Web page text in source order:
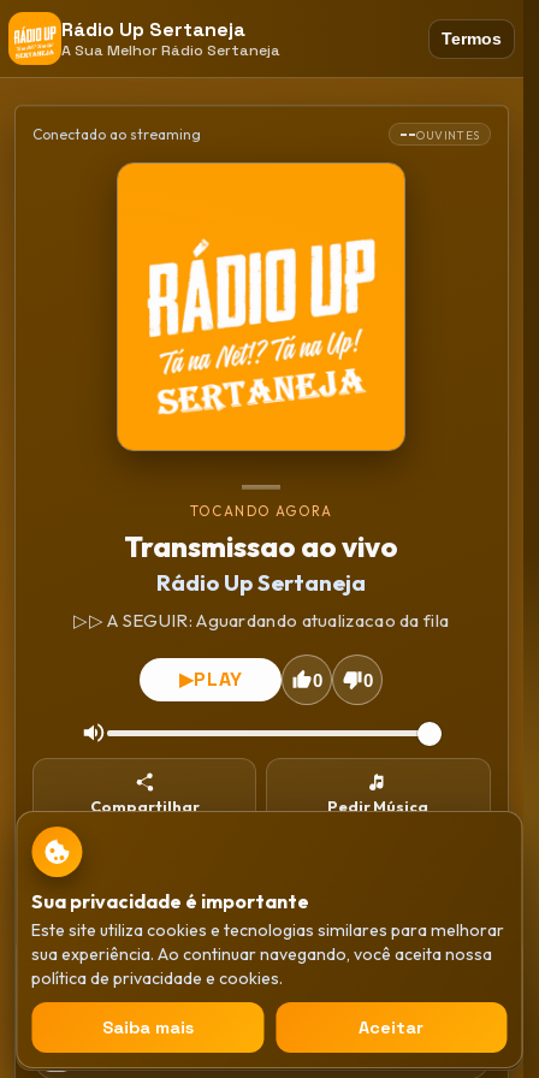
Rádio Up Sertaneja
A Sua Melhor Rádio Sertaneja
Termos
Conectado ao streaming --OUVINTES
TOCANDO AGORA
Transmissao ao vivo
Rádio Up Sertaneja
▷▷ A SEGUIR: Aguardando atualizacao da fila
▶PLAY 0 0
Compartilhar Pedir Música
Gêneros
Sertaneja
Anos 80
Sua privacidade é importante
Este site utiliza cookies e tecnologias similares para melhorar
sua experiência. Ao continuar navegando, você aceita nossa
política de privacidade e cookies.
Saiba mais Aceitar
Transmissao ao vivo
Rádio Up Sertaneja
▶PLAY
×